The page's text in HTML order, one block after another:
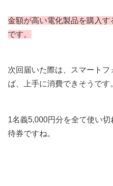
金額が高い電化製品を購入す
です。
次回届いた際は、スマートフ
ば、上手に消費できそうです
1名義5,000円分を全て使い
待券ですね。